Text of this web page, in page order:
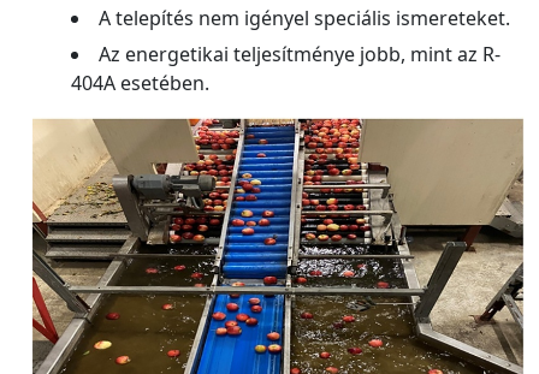
A telepítés nem igényel speciális ismereteket.
Az energetikai teljesítménye jobb, mint az R-
404A esetében.